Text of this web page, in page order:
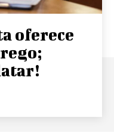
oferece